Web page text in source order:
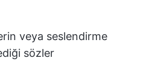
veya seslendirme
sözler